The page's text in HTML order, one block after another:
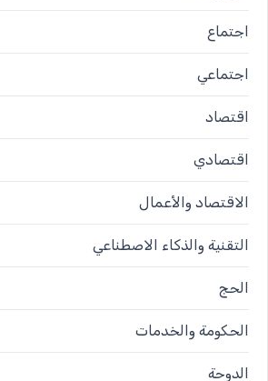
اجتماع
اجتماعي
اقتصاد
اقتصادي
الاقتصاد والأعمال
التقنية والذكاء الاصطناعي
الحج
الحكومة والخدمات
الدوحة